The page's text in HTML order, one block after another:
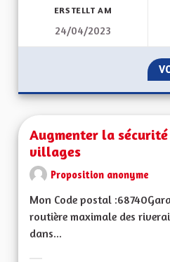
ERSTELLT AM
24/04/2023
Augmenter la
villages
Proposition anonyme
Mon Code postal
routière maximale des
dans...